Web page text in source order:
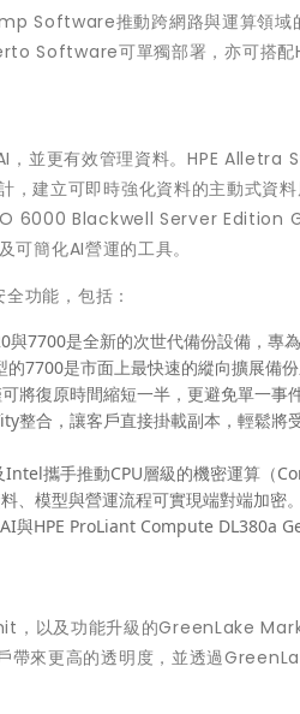
Software推動跨網路與運算領域
Software可單獨部署，亦可搭
，並更有效管理資料。HPE
立可即時強化資料的主動式資料
6000 Blackwell Server Edition
簡化AI營運的工具。
功能，包括：
7700是全新的次世代備份設備，專
7700是市面上最快速的縱向擴展備
將復原時間縮短一半，更避免單一事
合，讓客戶直接掛載副本，輕鬆將
攜手推動CPU層級的機密運算（
、模型與營運流程可實現端對端加密
與HPE ProLiant Compute DL380a
以及功能升級的GreenLake
帶來更高的透明度，並透過